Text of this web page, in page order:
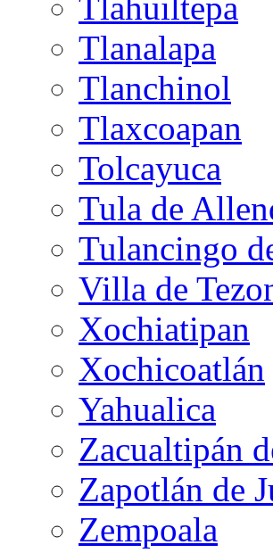
Tlanalapa
Tlanchinol
Tlaxcoapan
Tolcayuca
Tula de
Tulancingo
Villa de
Xochiatipan
Xochicoatlán
Yahualica
Zacualtipán
Zapotlán de
Zempoala